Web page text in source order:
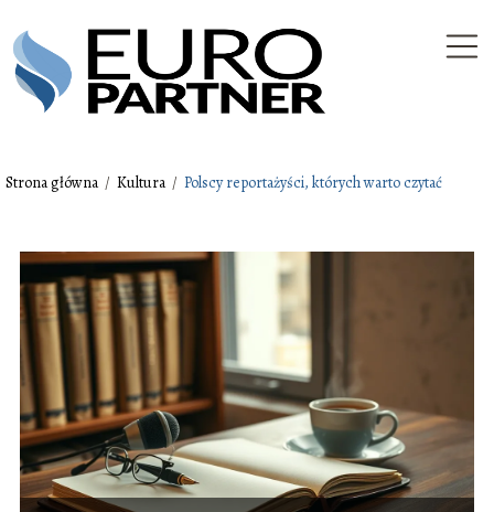
Strona główna / Kultura / Polscy reportażyści, których warto czytać